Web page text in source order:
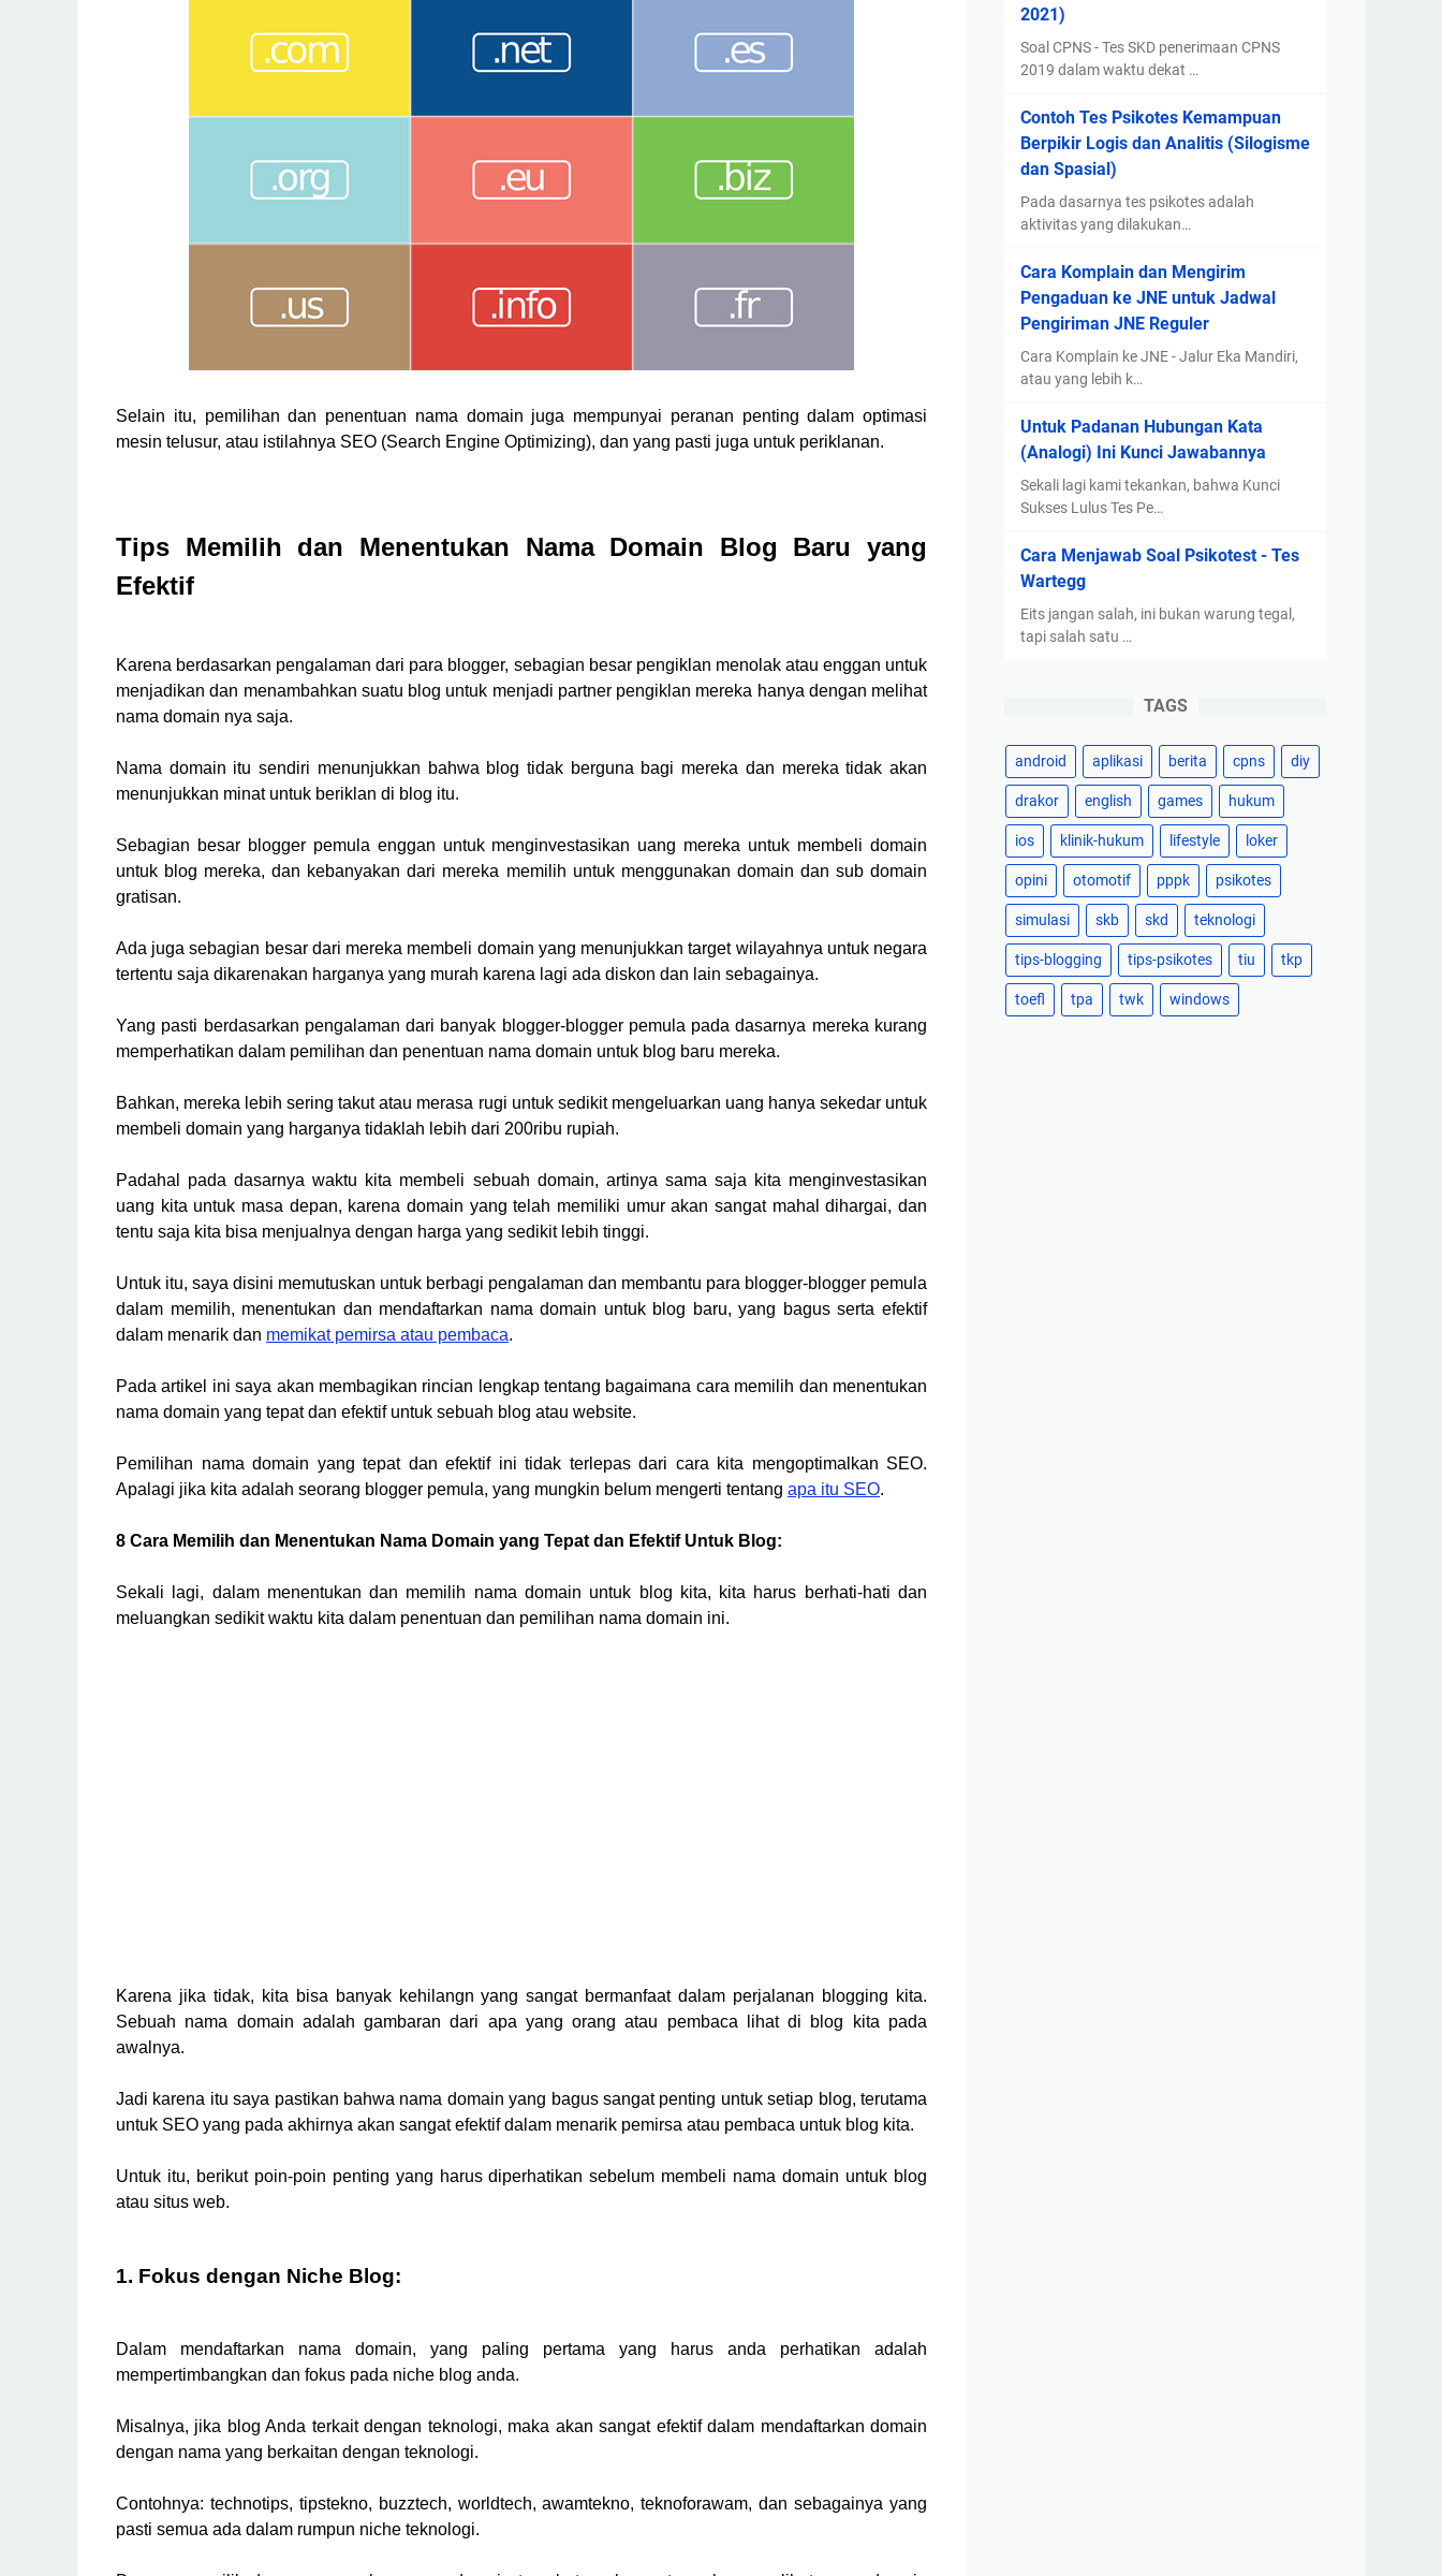
Selain itu, pemilihan dan penentuan nama domain juga mempunyai peranan penting dalam optimasi
mesin telusur, atau istilahnya SEO (Search Engine Optimizing), dan yang pasti juga untuk periklanan.
Tips Memilih dan Menentukan Nama Domain Blog Baru yang
Efektif
Karena berdasarkan pengalaman dari para blogger, sebagian besar pengiklan menolak atau enggan untuk
menjadikan dan menambahkan suatu blog untuk menjadi partner pengiklan mereka hanya dengan melihat
nama domain nya saja.
Nama domain itu sendiri menunjukkan bahwa blog tidak berguna bagi mereka dan mereka tidak akan
menunjukkan minat untuk beriklan di blog itu.
Sebagian besar blogger pemula enggan untuk menginvestasikan uang mereka untuk membeli domain
untuk blog mereka, dan kebanyakan dari mereka memilih untuk menggunakan domain dan sub domain
gratisan.
Ada juga sebagian besar dari mereka membeli domain yang menunjukkan target wilayahnya untuk negara
tertentu saja dikarenakan harganya yang murah karena lagi ada diskon dan lain sebagainya.
Yang pasti berdasarkan pengalaman dari banyak blogger-blogger pemula pada dasarnya mereka kurang
memperhatikan dalam pemilihan dan penentuan nama domain untuk blog baru mereka.
Bahkan, mereka lebih sering takut atau merasa rugi untuk sedikit mengeluarkan uang hanya sekedar untuk
membeli domain yang harganya tidaklah lebih dari 200ribu rupiah.
Padahal pada dasarnya waktu kita membeli sebuah domain, artinya sama saja kita menginvestasikan
uang kita untuk masa depan, karena domain yang telah memiliki umur akan sangat mahal dihargai, dan
tentu saja kita bisa menjualnya dengan harga yang sedikit lebih tinggi.
Untuk itu, saya disini memutuskan untuk berbagi pengalaman dan membantu para blogger-blogger pemula
dalam memilih, menentukan dan mendaftarkan nama domain untuk blog baru, yang bagus serta efektif
dalam menarik dan memikat pemirsa atau pembaca.
Pada artikel ini saya akan membagikan rincian lengkap tentang bagaimana cara memilih dan menentukan
nama domain yang tepat dan efektif untuk sebuah blog atau website.
Pemilihan nama domain yang tepat dan efektif ini tidak terlepas dari cara kita mengoptimalkan SEO.
Apalagi jika kita adalah seorang blogger pemula, yang mungkin belum mengerti tentang apa itu SEO.
8 Cara Memilih dan Menentukan Nama Domain yang Tepat dan Efektif Untuk Blog:
Sekali lagi, dalam menentukan dan memilih nama domain untuk blog kita, kita harus berhati-hati dan
meluangkan sedikit waktu kita dalam penentuan dan pemilihan nama domain ini.
Karena jika tidak, kita bisa banyak kehilangn yang sangat bermanfaat dalam perjalanan blogging kita.
Sebuah nama domain adalah gambaran dari apa yang orang atau pembaca lihat di blog kita pada
awalnya.
Jadi karena itu saya pastikan bahwa nama domain yang bagus sangat penting untuk setiap blog, terutama
untuk SEO yang pada akhirnya akan sangat efektif dalam menarik pemirsa atau pembaca untuk blog kita.
Untuk itu, berikut poin-poin penting yang harus diperhatikan sebelum membeli nama domain untuk blog
atau situs web.
1. Fokus dengan Niche Blog:
Dalam mendaftarkan nama domain, yang paling pertama yang harus anda perhatikan adalah
mempertimbangkan dan fokus pada niche blog anda.
Misalnya, jika blog Anda terkait dengan teknologi, maka akan sangat efektif dalam mendaftarkan domain
dengan nama yang berkaitan dengan teknologi.
Contohnya: technotips, tipstekno, buzztech, worldtech, awamtekno, teknoforawam, dan sebagainya yang
pasti semua ada dalam rumpun niche teknologi.
2021)
Soal CPNS - Tes SKD penerimaan CPNS
2019 dalam waktu dekat …
Contoh Tes Psikotes Kemampuan
Berpikir Logis dan Analitis (Silogisme
dan Spasial)
Pada dasarnya tes psikotes adalah
aktivitas yang dilakukan…
Cara Komplain dan Mengirim
Pengaduan ke JNE untuk Jadwal
Pengiriman JNE Reguler
Cara Komplain ke JNE - Jalur Eka Mandiri,
atau yang lebih k…
Untuk Padanan Hubungan Kata
(Analogi) Ini Kunci Jawabannya
Sekali lagi kami tekankan, bahwa Kunci
Sukses Lulus Tes Pe…
Cara Menjawab Soal Psikotest - Tes
Wartegg
Eits jangan salah, ini bukan warung tegal,
tapi salah satu …
TAGS
android aplikasi berita cpns diy
drakor english games hukum
ios klinik-hukum lifestyle loker
opini otomotif pppk psikotes
simulasi skb skd teknologi
tips-blogging tips-psikotes tiu tkp
toefl tpa twk windows